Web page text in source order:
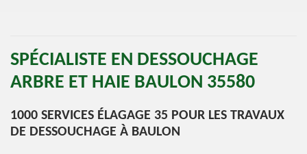
SPÉCIALISTE EN DESSOUCHAGE
ARBRE ET HAIE BAULON 35580
1000 SERVICES ÉLAGAGE 35 POUR LES TRAVAUX
DE DESSOUCHAGE À BAULON